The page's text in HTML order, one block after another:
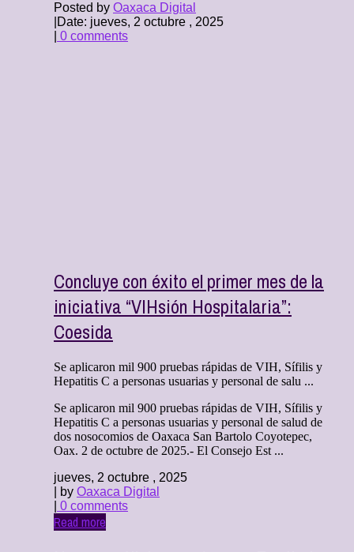
Posted by Oaxaca Digital
Date: jueves, 2 octubre , 2025
0 comments
Concluye con éxito el primer mes de la
iniciativa “VIHsión Hospitalaria”:
Coesida
Se aplicaron mil 900 pruebas rápidas de VIH, Sífilis y
Hepatitis C a personas usuarias y personal de salu ...
Se aplicaron mil 900 pruebas rápidas de VIH, Sífilis y
Hepatitis C a personas usuarias y personal de salud de
dos nosocomios de Oaxaca San Bartolo Coyotepec,
Oax. 2 de octubre de 2025.- El Consejo Est ...
jueves, 2 octubre , 2025
| by Oaxaca Digital
0 comments
Read more